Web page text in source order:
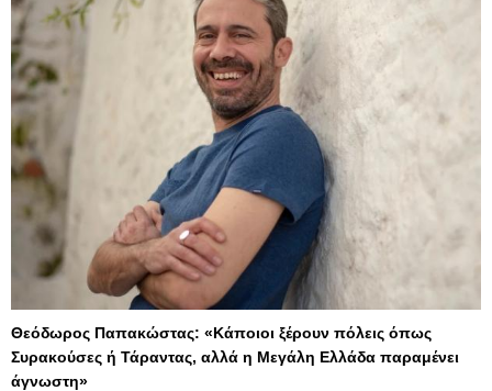
Θεόδωρος Παπακώστας: «Κάποιοι ξέρουν πόλεις όπως
Συρακούσες ή Τάραντας, αλλά η Μεγάλη Ελλάδα παραμένει
άγνωστη»